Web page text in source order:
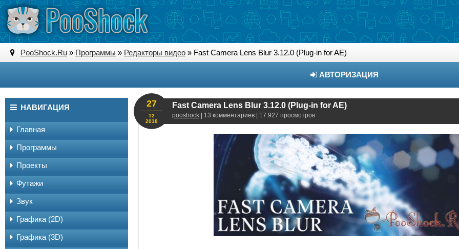
PooShock.Ru » Программы » Редакторы видео » Fast Camera Lens Blur 3.12.0 (Plug-in for AE)
АВТОРИЗАЦИЯ
Fast Camera Lens Blur 3.12.0 (Plug-in for AE)
pooshock | 13 комментариев | 17 927 просмотров
27
12
2018
НАВИГАЦИЯ
Главная
Программы
Проекты
Футажи
Звук
Графика (2D)
Графика (3D)